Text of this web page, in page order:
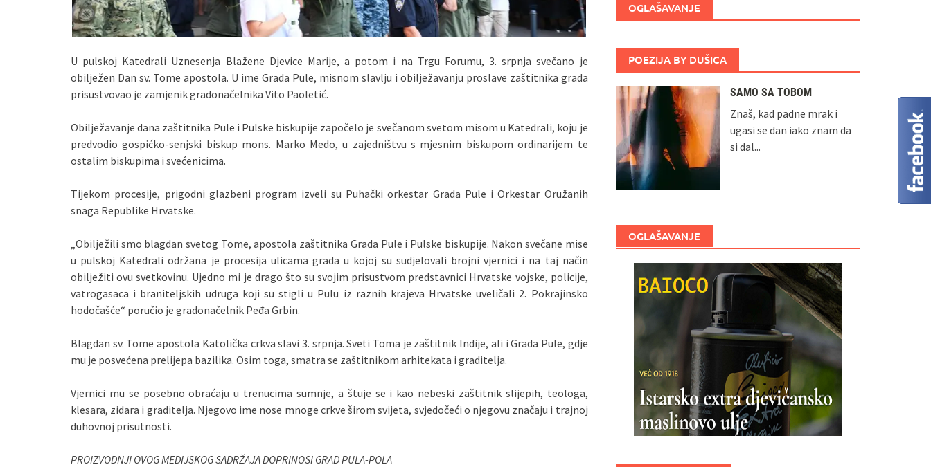
U pulskoj Katedrali Uznesenja Blažene Djevice Marije, a potom i na Trgu Forumu, 3. srpnja svečano je
obilježen Dan sv. Tome apostola. U ime Grada Pule, misnom slavlju i obilježavanju proslave zaštitnika grada
prisustvovao je zamjenik gradonačelnika Vito Paoletić.
Obilježavanje dana zaštitnika Pule i Pulske biskupije započelo je svečanom svetom misom u Katedrali, koju je
predvodio gospićko-senjski biskup mons. Marko Medo, u zajedništvu s mjesnim biskupom ordinarijem te
ostalim biskupima i svećenicima.
Tijekom procesije, prigodni glazbeni program izveli su Puhački orkestar Grada Pule i Orkestar Oružanih
snaga Republike Hrvatske.
„Obilježili smo blagdan svetog Tome, apostola zaštitnika Grada Pule i Pulske biskupije. Nakon svečane mise
u pulskoj Katedrali održana je procesija ulicama grada u kojoj su sudjelovali brojni vjernici i na taj način
obilježiti ovu svetkovinu. Ujedno mi je drago što su svojim prisustvom predstavnici Hrvatske vojske, policije,
vatrogasaca i braniteljskih udruga koji su stigli u Pulu iz raznih krajeva Hrvatske uveličali 2. Pokrajinsko
hodočašće“ poručio je gradonačelnik Peđa Grbin.
Blagdan sv. Tome apostola Katolička crkva slavi 3. srpnja. Sveti Toma je zaštitnik Indije, ali i Grada Pule, gdje
mu je posvećena prelijepa bazilika. Osim toga, smatra se zaštitnikom arhitekata i graditelja.
Vjernici mu se posebno obraćaju u trenucima sumnje, a štuje se i kao nebeski zaštitnik slijepih, teologa,
klesara, zidara i graditelja. Njegovo ime nose mnoge crkve širom svijeta, svjedočeći o njegovu značaju i trajnoj
duhovnoj prisutnosti.
PROIZVODNJI OVOG MEDIJSKOG SADRŽAJA DOPRINOSI GRAD PULA-POLA
OGLAŠAVANJE
POEZIJA BY DUŠICA
SAMO SA TOBOM
Znaš, kad padne mrak i
ugasi se dan iako znam da
si dal...
OGLAŠAVANJE